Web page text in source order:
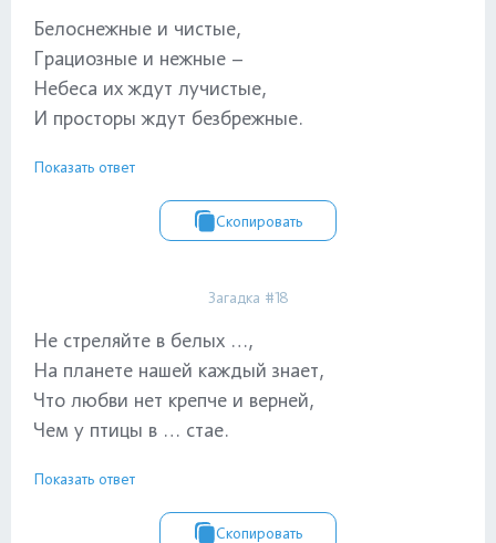
Белоснежные и чистые,
Грациозные и нежные –
Небеса их ждут лучистые,
И просторы ждут безбрежные.
Показать ответ
Скопировать
Загадка #18
Не стреляйте в белых …,
На планете нашей каждый знает,
Что любви нет крепче и верней,
Чем у птицы в … стае.
Показать ответ
Скопировать